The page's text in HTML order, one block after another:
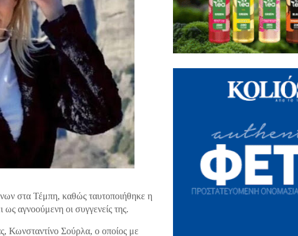
στα Τέμπη, καθώς ταυτοποιήθηκε η
αγνοούμενη οι συγγενείς της.
Κωνσταντίνο Σούρλα, ο οποίος με